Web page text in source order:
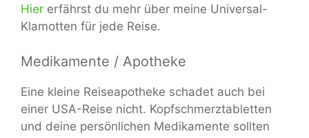
Hier erfährst du mehr über meine Universal-
Klamotten für jede Reise.
Medikamente / Apotheke
Eine kleine Reiseapotheke schadet auch bei
einer USA-Reise nicht. Kopfschmerztabletten
und deine persönlichen Medikamente sollten